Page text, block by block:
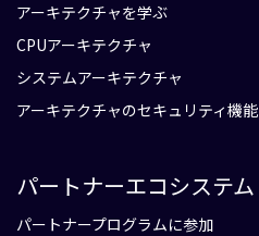
アーキテクチャを学ぶ
CPUアーキテクチャ
システムアーキテクチャ
アーキテクチャのセキュリティ機能
パートナーエコシステム
パートナープログラムに参加